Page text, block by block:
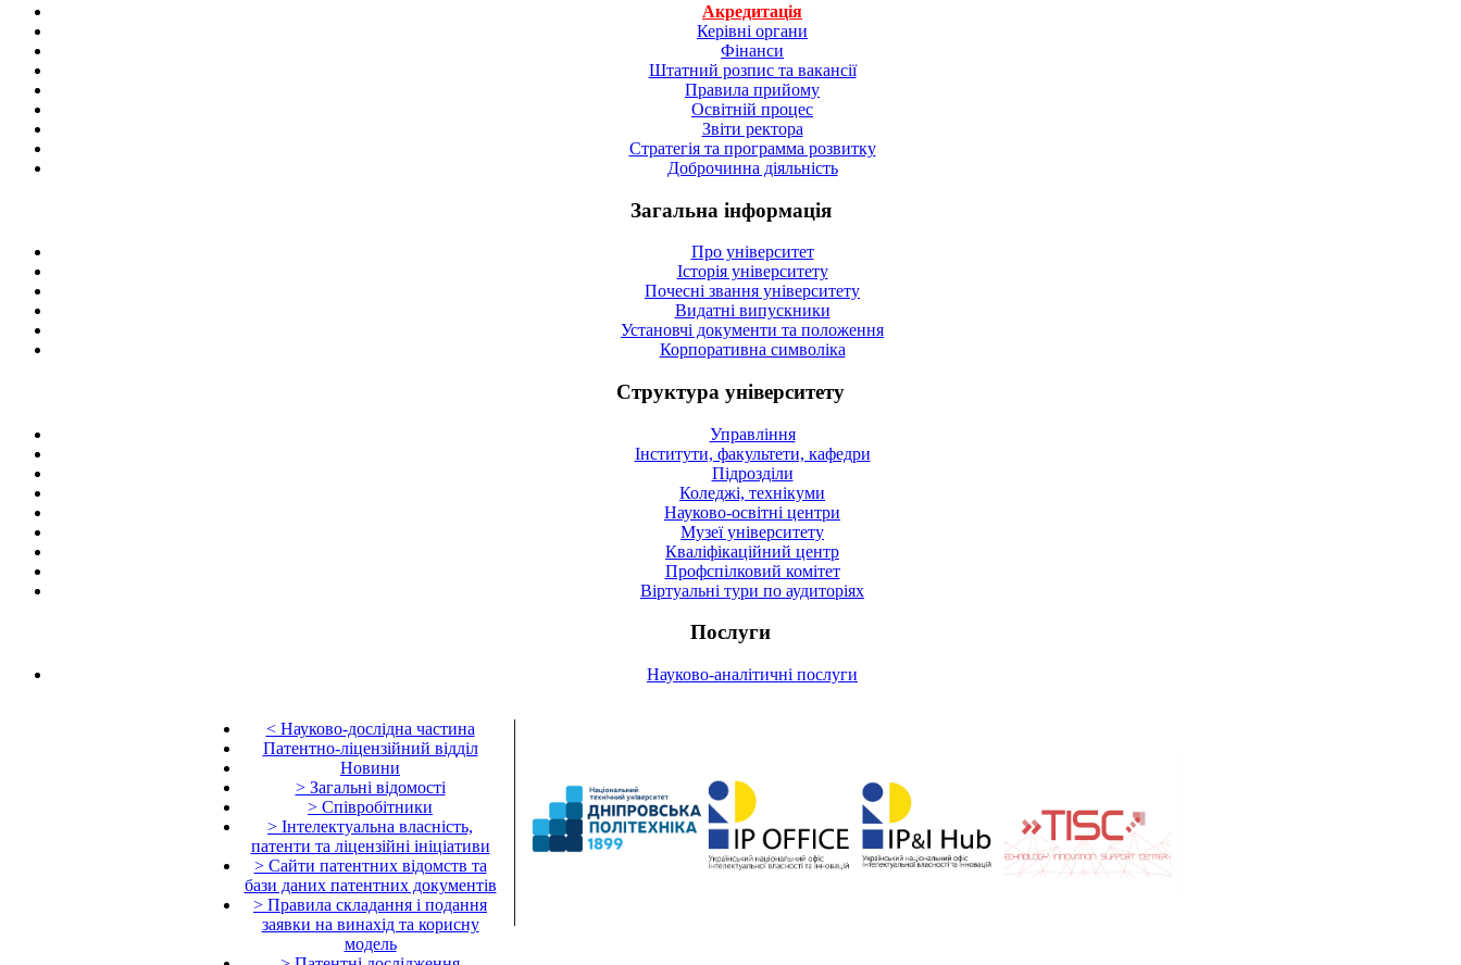
Акредитація
Керівні органи
Фінанси
Штатний розпис та вакансії
Правила прийому
Освітній процес
Звіти ректора
Стратегія та программа розвитку
Доброчинна діяльність
Загальна інформація
Про університет
Історія університету
Почесні звання університету
Видатні випускники
Установчі документи та положення
Корпоративна символiка
Структура університету
Управління
Інститути, факультети, кафедри
Підрозділи
Коледжі, технікуми
Науково-освітні центри
Музеї університету
Кваліфікаційний центр
Профспілковий комітет
Віртуальні тури по аудиторіях
Послуги
Науково-аналітичні послуги
< Науково-дослідна частина
Патентно-ліцензійний відділ
Новини
> Загальні відомості
> Співробітники
> Інтелектуальна власність,
патенти та ліцензійні ініціативи
> Сайти патентних відомств та
бази даних патентних документів
> Правила складання і подання
заявки на винахід та корисну
модель